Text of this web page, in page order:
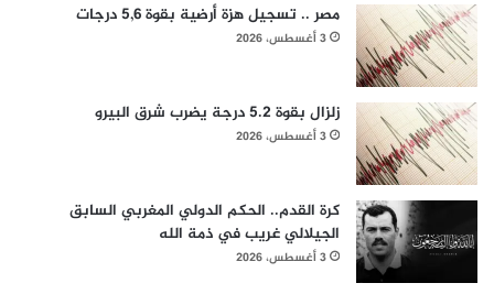
مصر .. تسجيل هزة أرضية بقوة 5,6 درجات
3 أغسطس، 2026
زلزال بقوة 5.2 درجة يضرب شرق البيرو
3 أغسطس، 2026
كرة القدم.. الحكم الدولي المغربي السابق
الجيلالي غريب في ذمة الله
3 أغسطس، 2026